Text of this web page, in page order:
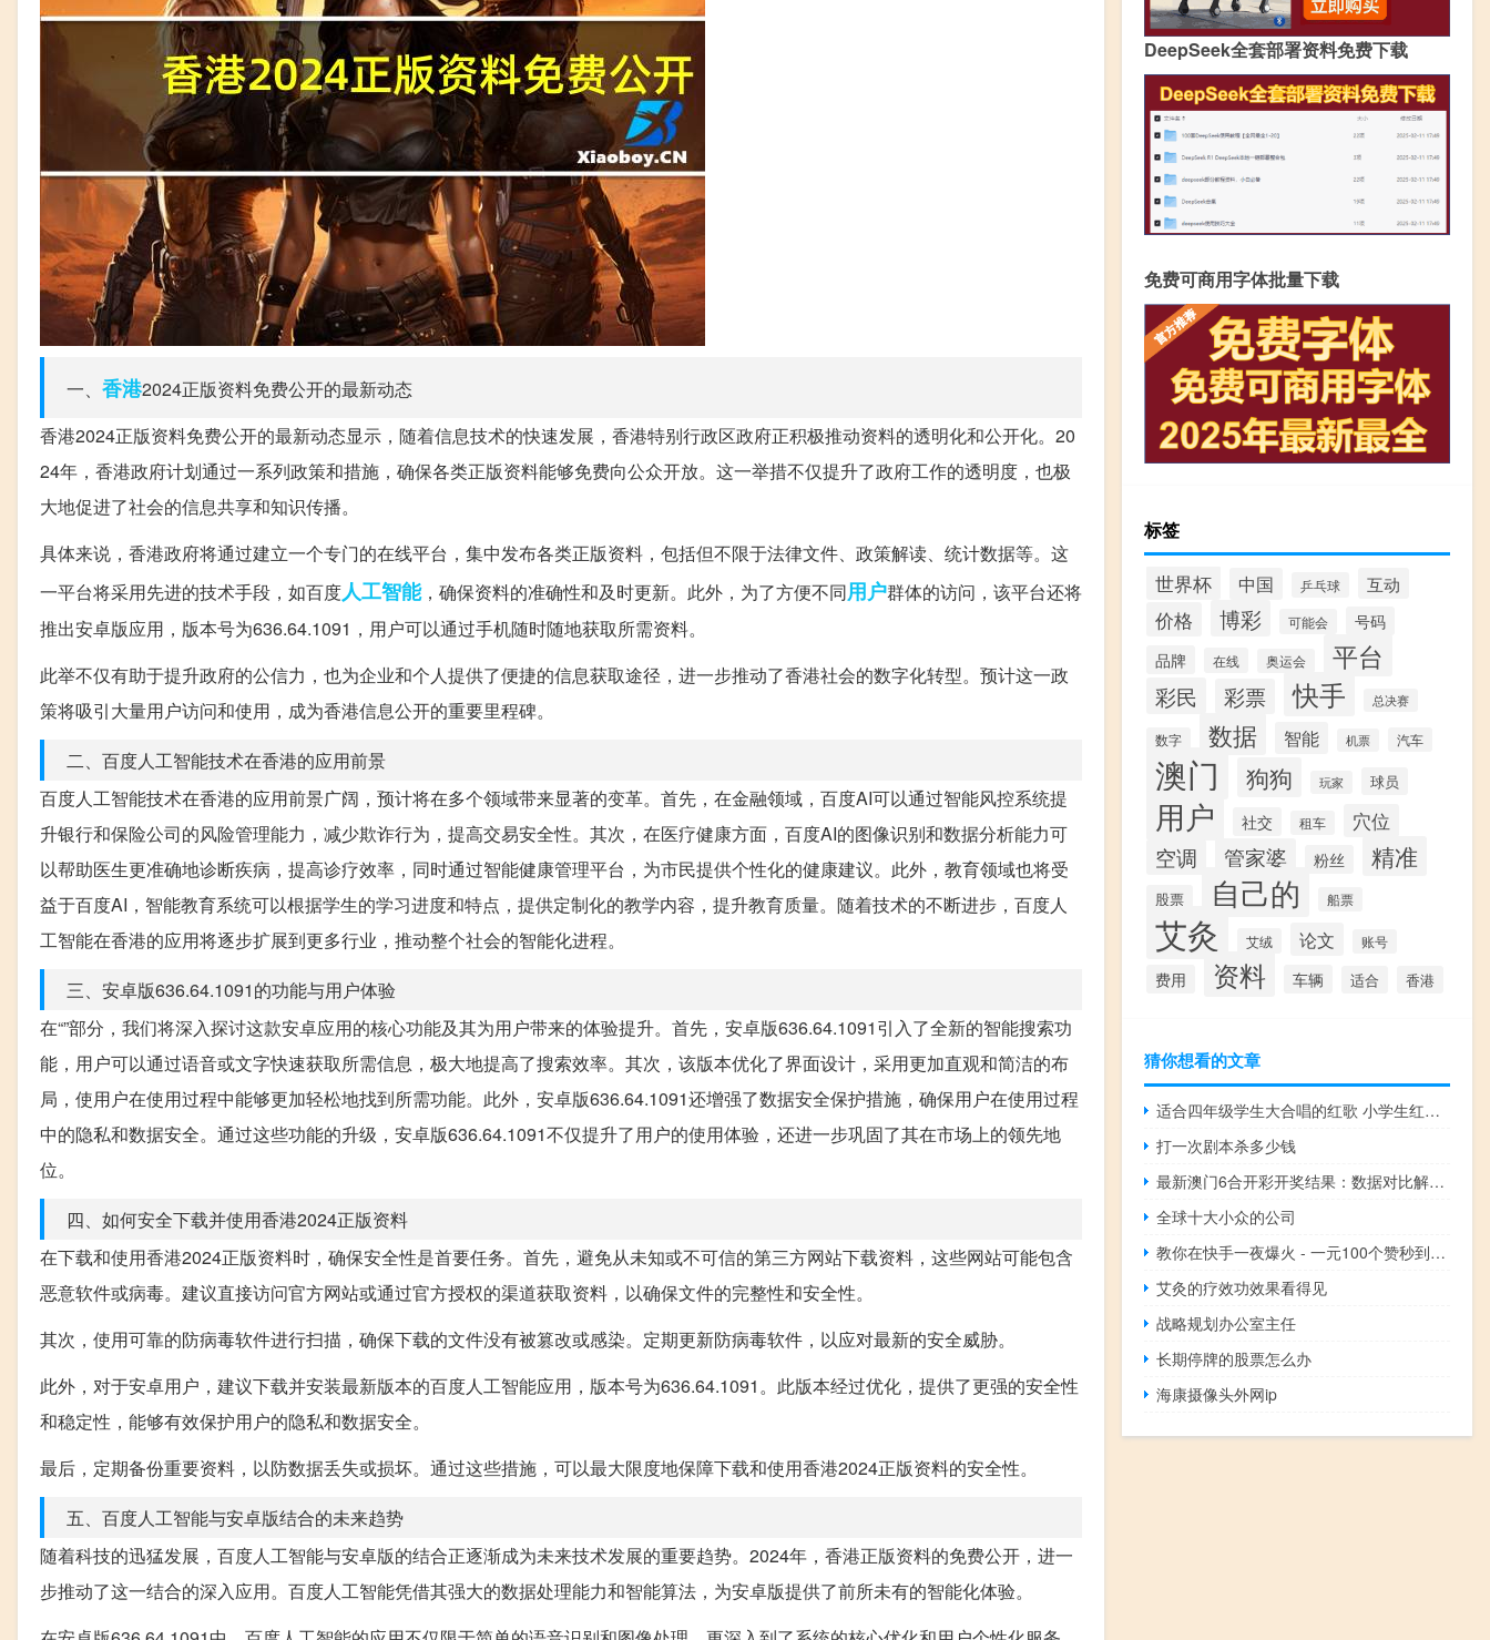
一、 香港2024正版资料免费公开的最新动态
香港2024正版资料免费公开的最新动态显示，随着信息技术的快速发展，香港特别行政区政府正积极推动资料的透明化和公开化。20
24年，香港政府计划通过一系列政策和措施，确保各类正版资料能够免费向公众开放。这一举措不仅提升了政府工作的透明度，也极
大地促进了社会的信息共享和知识传播。
具体来说，香港政府将通过建立一个专门的在线平台，集中发布各类正版资料，包括但不限于法律文件、政策解读、统计数据等。这
一平台将采用先进的技术手段，如百度人工智能，确保资料的准确性和及时更新。此外，为了方便不同用户群体的访问，该平台还将
推出安卓版应用，版本号为636.64.1091，用户可以通过手机随时随地获取所需资料。
此举不仅有助于提升政府的公信力，也为企业和个人提供了便捷的信息获取途径，进一步推动了香港社会的数字化转型。预计这一政
策将吸引大量用户访问和使用，成为香港信息公开的重要里程碑。
二、百度人工智能技术在香港的应用前景
百度人工智能技术在香港的应用前景广阔，预计将在多个领域带来显著的变革。首先，在金融领域，百度AI可以通过智能风控系统提
升银行和保险公司的风险管理能力，减少欺诈行为，提高交易安全性。其次，在医疗健康方面，百度AI的图像识别和数据分析能力可
以帮助医生更准确地诊断疾病，提高诊疗效率，同时通过智能健康管理平台，为市民提供个性化的健康建议。此外，教育领域也将受
益于百度AI，智能教育系统可以根据学生的学习进度和特点，提供定制化的教学内容，提升教育质量。随着技术的不断进步，百度人
工智能在香港的应用将逐步扩展到更多行业，推动整个社会的智能化进程。
三、安卓版636.64.1091的功能与用户体验
在“”部分，我们将深入探讨这款安卓应用的核心功能及其为用户带来的体验提升。首先，安卓版636.64.1091引入了全新的智能搜索功
能，用户可以通过语音或文字快速获取所需信息，极大地提高了搜索效率。其次，该版本优化了界面设计，采用更加直观和简洁的布
局，使用户在使用过程中能够更加轻松地找到所需功能。此外，安卓版636.64.1091还增强了数据安全保护措施，确保用户在使用过程
中的隐私和数据安全。通过这些功能的升级，安卓版636.64.1091不仅提升了用户的使用体验，还进一步巩固了其在市场上的领先地
位。
四、如何安全下载并使用香港2024正版资料
在下载和使用香港2024正版资料时，确保安全性是首要任务。首先，避免从未知或不可信的第三方网站下载资料，这些网站可能包含
恶意软件或病毒。建议直接访问官方网站或通过官方授权的渠道获取资料，以确保文件的完整性和安全性。
其次，使用可靠的防病毒软件进行扫描，确保下载的文件没有被篡改或感染。定期更新防病毒软件，以应对最新的安全威胁。
此外，对于安卓用户，建议下载并安装最新版本的百度人工智能应用，版本号为636.64.1091。此版本经过优化，提供了更强的安全性
和稳定性，能够有效保护用户的隐私和数据安全。
最后，定期备份重要资料，以防数据丢失或损坏。通过这些措施，可以最大限度地保障下载和使用香港2024正版资料的安全性。
五、百度人工智能与安卓版结合的未来趋势
随着科技的迅猛发展，百度人工智能与安卓版的结合正逐渐成为未来技术发展的重要趋势。2024年，香港正版资料的免费公开，进一
步推动了这一结合的深入应用。百度人工智能凭借其强大的数据处理能力和智能算法，为安卓版提供了前所未有的智能化体验。
DeepSeek全套部署资料免费下载
免费可商用字体批量下载
标签
世界杯 中国 乒乓球 互动
价格 博彩 可能会
号码
品牌
在线 奥运会 平台
彩民 彩票 快手 总决赛
数字 数据 智能 机票 汽车
澳门 狗狗 玩家 球员
用户 社交 租车 穴位
空调 管家婆 粉丝 精准
股票 自己的 船票
艾灸 艾绒 论文 账号
费用 资料 车辆 适合 香港
猜你想看的文章
适合四年级学生大合唱的红歌 小学生红歌合唱曲目
打一次剧本杀多少钱
最新澳门6合开彩开奖结果：数据对比解释落实-278.WE9
全球十大小众的公司
教你在快手一夜爆火 - 一元100个赞秒到_买点赞网站便宜
艾灸的疗效功效果看得见
战略规划办公室主任
长期停牌的股票怎么办
海康摄像头外网ip